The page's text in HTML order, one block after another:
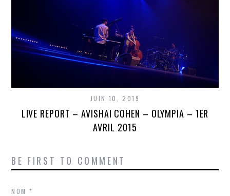
JUIN 10, 2019
LIVE REPORT – AVISHAI COHEN – OLYMPIA – 1ER
AVRIL 2015
BE FIRST TO COMMENT
NOM*